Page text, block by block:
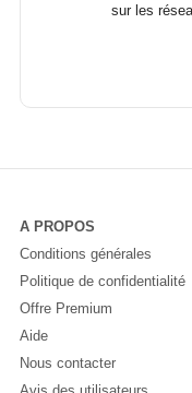
sur les
A PROPOS
Conditions générales
Politique de confidentialité
Offre Premium
Aide
Nous contacter